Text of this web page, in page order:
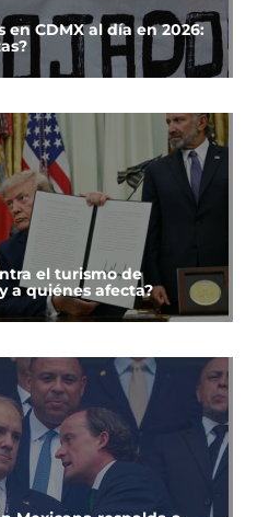
CDMX al día en 2026:
el turismo de
a quiénes afecta?